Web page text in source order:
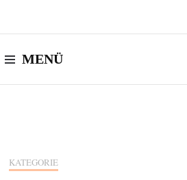
MENÜ
KATEGORIE